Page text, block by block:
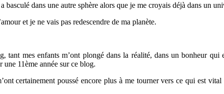
dans une autre sphère alors que je me croyais déjà dans un
et je ne vais pas redescendre de ma planète.
tant mes enfants m’ont plongé dans la réalité, dans un bonheur
une 11ème année sur ce blog.
certainement poussé encore plus à me tourner vers ce qui est